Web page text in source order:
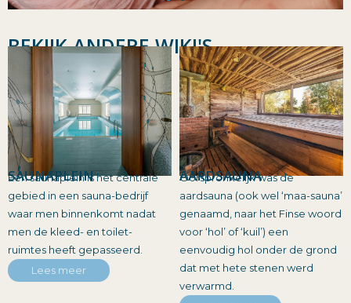
BEKIJK ANDERE WIKI'S
SAUNAPLEIN
Een saunaplein is het centrale
gebied in een sauna-bedrijf
waar men binnenkomt nadat
men de kleed- en toilet-
ruimtes heeft gepasseerd.
Lees meer
AARDSAUNA
Oorspronkelijk was de
aardsauna (ook wel ‘maa-sauna’
genaamd, naar het Finse woord
voor ‘hol’ of ‘kuil’) een
eenvoudig hol onder de grond
dat met hete stenen werd
verwarmd.